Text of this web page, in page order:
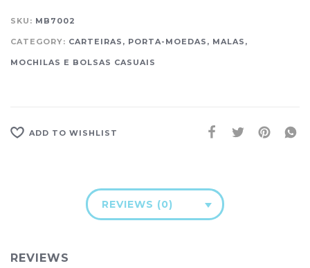
SKU: MB7002
CATEGORY: CARTEIRAS, PORTA-MOEDAS, MALAS,
MOCHILAS E BOLSAS CASUAIS
ADD TO WISHLIST
REVIEWS (0)
REVIEWS